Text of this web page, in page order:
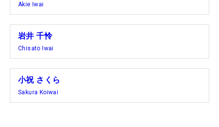
Akie Iwai
岩井 千怜
Chisato Iwai
小祝 さくら
Sakura Koiwai